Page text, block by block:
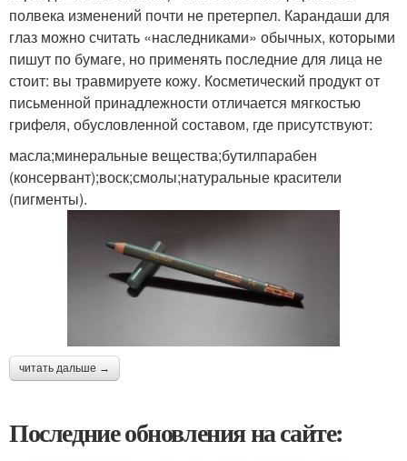
полвека изменений почти не претерпел. Карандаши для
глаз можно считать «наследниками» обычных, которыми
пишут по бумаге, но применять последние для лица не
стоит: вы травмируете кожу. Косметический продукт от
письменной принадлежности отличается мягкостью
грифеля, обусловленной составом, где присутствуют:
масла;минеральные вещества;бутилпарабен
(консервант);воск;смолы;натуральные красители
(пигменты).
читать дальше →
Последние обновления на сайте: